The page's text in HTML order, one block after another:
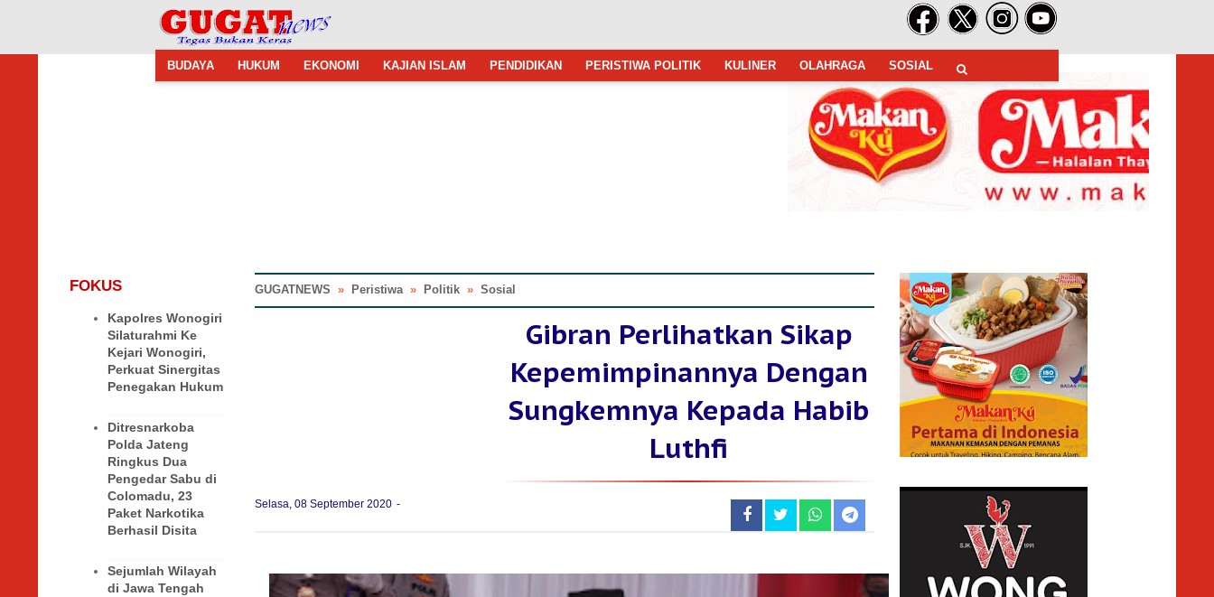
BUDAYA HUKUM EKONOMI KAJIAN ISLAM PENDIDIKAN PERISTIWA POLITIK KULINER OLAHRAGA SOSIAL
FOKUS
Kapolres Wonogiri
Silaturahmi Ke
Kejari Wonogiri,
Perkuat Sinergitas
Penegakan Hukum
Ditresnarkoba
Polda Jateng
Ringkus Dua
Pengedar Sabu di
Colomadu, 23
Paket Narkotika
Berhasil Disita
Sejumlah Wilayah
di Jawa Tengah
GUGATNEWS » Peristiwa » Politik » Sosial
Gibran Perlihatkan Sikap
Kepemimpinannya Dengan
Sungkemnya Kepada Habib
Luthfi
Selasa, 08 September 2020